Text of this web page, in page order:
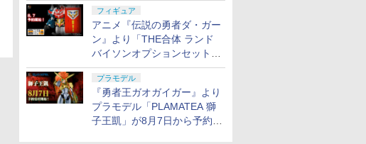
フィギュア
アニメ『伝説の勇者ダ・ガー
ン』より「THE合体 ランド
バイソンオプションセット」
が8月7日から予約受付開始！
プラモデル
『勇者王ガオガイガー』より
プラモデル「PLAMATEA 獅
子王凱」が8月7日から予約受